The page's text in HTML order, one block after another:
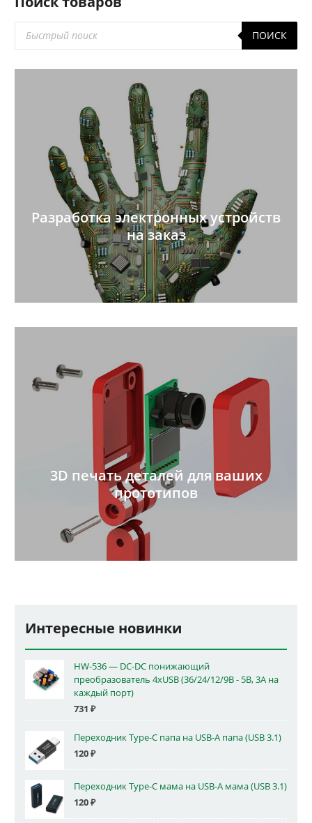
товаров
ПОИСК
Разработка электронных устройств
на заказ
3D печать деталей для ваших
прототипов
Интересные новинки
HW-536 — DC-DC понижающий
преобразователь 4xUSB (36/24/12/9В - 5В, 3А на
каждый порт)
731 ₽
Переходник Type-C папа на USB-A папа (USB 3.1)
120₽
Переходник Type-C мама на USB-A мама (USB 3.1)
120₽